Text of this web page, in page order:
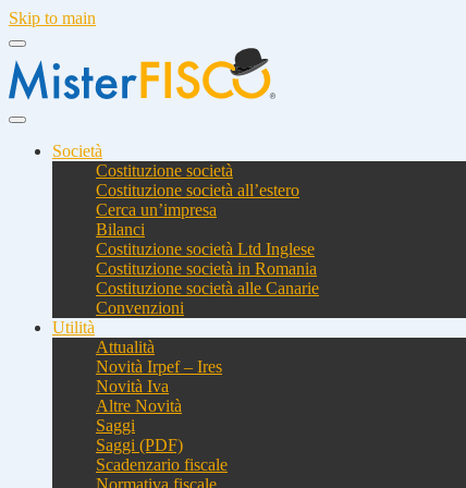
Skip to main
Società
Costituzione società
Costituzione società all’estero
Cerca un’impresa
Bilanci
Costituzione società Ltd Inglese
Costituzione società in Romania
Costituzione società alle Canarie
Convenzioni
Utilità
Attualità
Novità Irpef – Ires
Novità Iva
Altre Novità
Saggi
Saggi (PDF)
Scadenzario fiscale
Normativa fiscale